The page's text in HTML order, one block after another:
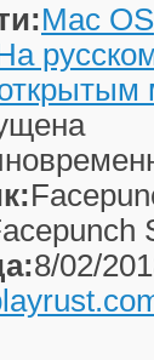
Mac OS
8/02/